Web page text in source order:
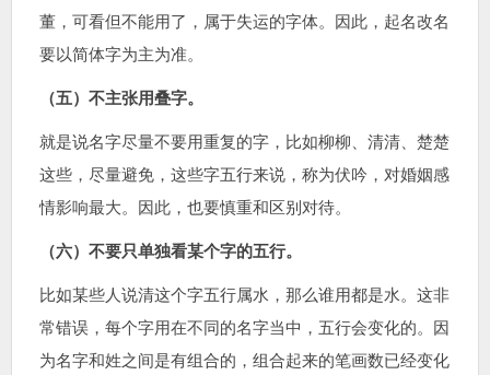
董，可看但不能用了，属于失运的字体。因此，起名改名
要以简体字为主为准。
（五）不主张用叠字。
就是说名字尽量不要用重复的字，比如柳柳、清清、楚楚
这些，尽量避免，这些字五行来说，称为伏吟，对婚姻感
情影响最大。因此，也要慎重和区别对待。
（六）不要只单独看某个字的五行。
比如某些人说清这个字五行属水，那么谁用都是水。这非
常错误，每个字用在不同的名字当中，五行会变化的。因
为名字和姓之间是有组合的，组合起来的笔画数已经变化